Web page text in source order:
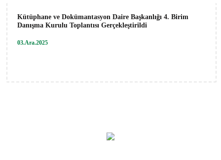
Kütüphane ve Dokümantasyon Daire Başkanlığı 4. Birim
Danışma Kurulu Toplantısı Gerçekleştirildi
03.Ara.2025